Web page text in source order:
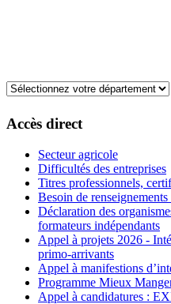
Accès direct
Secteur agricole
Difficultés des entreprises
Titres professionnels,
Besoin de
Déclaration des
formateurs indépendants
Appel à projets 2026 -
primo-arrivants
Appel à manifestions
Programme Mieux
Appel à candidatures :